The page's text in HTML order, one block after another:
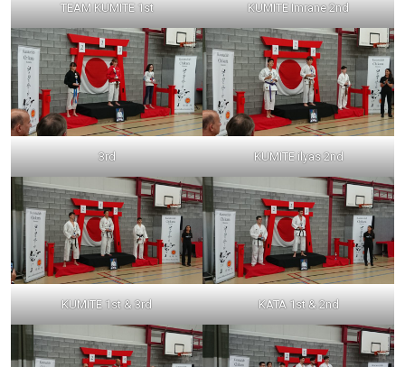
TEAM KUMITE 1st KUMITE Imrane 2nd
3rd KUMITE ilyas 2nd
KUMITE 1st & 3rd KATA 1st & 2nd